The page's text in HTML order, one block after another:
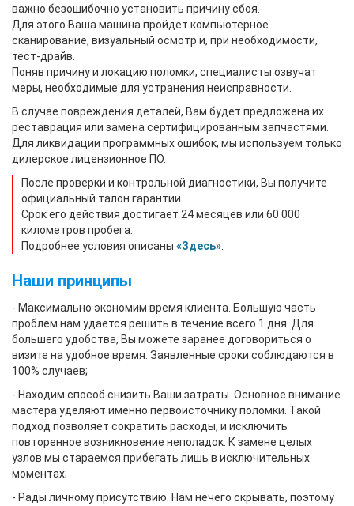
важно безошибочно установить причину сбоя.
Для этого Ваша машина пройдет компьютерное
сканирование, визуальный осмотр и, при необходимости,
тест-драйв.
Поняв причину и локацию поломки, специалисты озвучат
меры, необходимые для устранения неисправности.
В случае повреждения деталей, Вам будет предложена их
реставрация или замена сертифицированным запчастями.
Для ликвидации программных ошибок, мы используем только
дилерское лицензионное ПО.
После проверки и контрольной диагностики, Вы получите
официальный талон гарантии.
Срок его действия достигает 24 месяцев или 60 000
километров пробега.
Подробнее условия описаны «Здесь»
Наши принципы
- Максимально экономим время клиента. Большую часть
проблем нам удается решить в течение всего 1 дня. Для
большего удобства, Вы можете заранее договориться о
визите на удобное время. Заявленные сроки соблюдаются в
100% случаев;
- Находим способ снизить Ваши затраты. Основное внимание
мастера уделяют именно первоисточнику поломки. Такой
подход позволяет сократить расходы, и исключить
повторенное возникновение неполадок. К замене целых
узлов мы стараемся прибегать лишь в исключительных
моментах;
- Рады личному присутствию. Нам нечего скрывать, поэтому